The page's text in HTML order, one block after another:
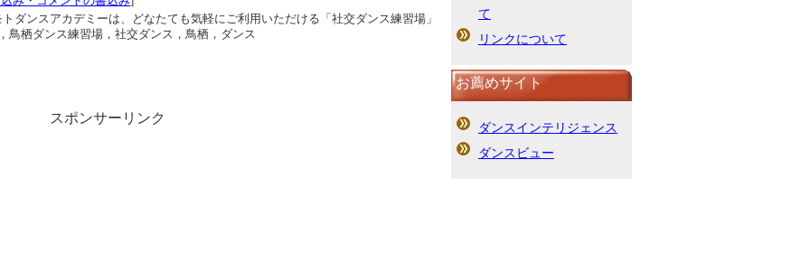
ダンスアカデミーは、どなたても気軽にご利用いただける「社交ダンス練習場」
栖ダンス練習場，社交ダンス，鳥栖，ダンス
スポンサーリンク
て
リンクについて
お薦めサイト
ダンスインテリジェンス
ダンスビュー